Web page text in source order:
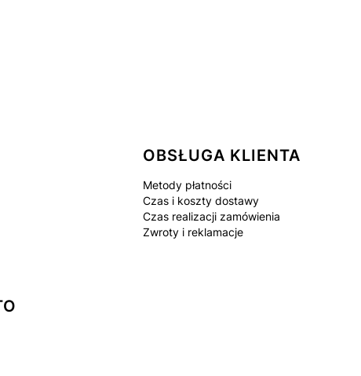
OBSŁUGA KLIENTA
Metody płatności
Czas i koszty dostawy
Czas realizacji zamówienia
Zwroty i reklamacje